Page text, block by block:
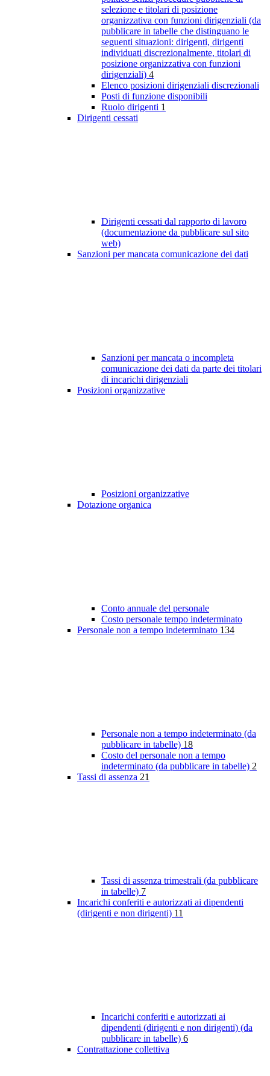
selezione e titolari di posizione
organizzativa con funzioni dirigenziali (da
pubblicare in tabelle che distinguano le
seguenti situazioni: dirigenti, dirigenti
individuati discrezionalmente, titolari di
posizione organizzativa con funzioni
dirigenziali) 4
Elenco posizioni dirigenziali discrezionali
Posti di funzione disponibili
Ruolo dirigenti 1
Dirigenti cessati
Dirigenti cessati dal rapporto di lavoro
(documentazione da pubblicare sul sito
web)
Sanzioni per mancata comunicazione dei dati
Sanzioni per mancata o incompleta
comunicazione dei dati da parte dei titolari
di incarichi dirigenziali
Posizioni organizzative
Posizioni organizzative
Dotazione organica
Conto annuale del personale
Costo personale tempo indeterminato
Personale non a tempo indeterminato 134
Personale non a tempo indeterminato (da
pubblicare in tabelle) 18
Costo del personale non a tempo
indeterminato (da pubblicare in tabelle) 2
Tassi di assenza 21
Tassi di assenza trimestrali (da pubblicare
in tabelle) 7
Incarichi conferiti e autorizzati ai dipendenti
(dirigenti e non dirigenti) 11
Incarichi conferiti e autorizzati ai
dipendenti (dirigenti e non dirigenti) (da
pubblicare in tabelle) 6
Contrattazione collettiva